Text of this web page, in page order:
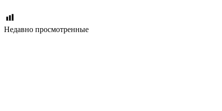
Недавно просмотренные